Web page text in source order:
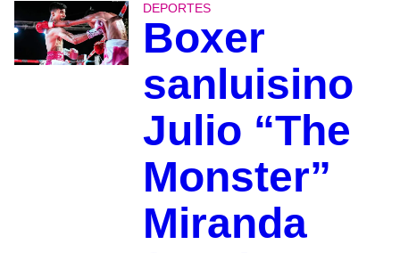
DEPORTES
Boxer
sanluisino
Julio “The
Monster”
Miranda